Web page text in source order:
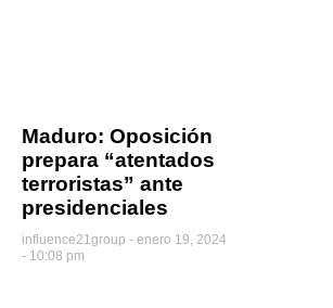
Maduro: Oposición
prepara “atentados
terroristas” ante
presidenciales
influence21group
enero 19, 2024
- 10:08 pm